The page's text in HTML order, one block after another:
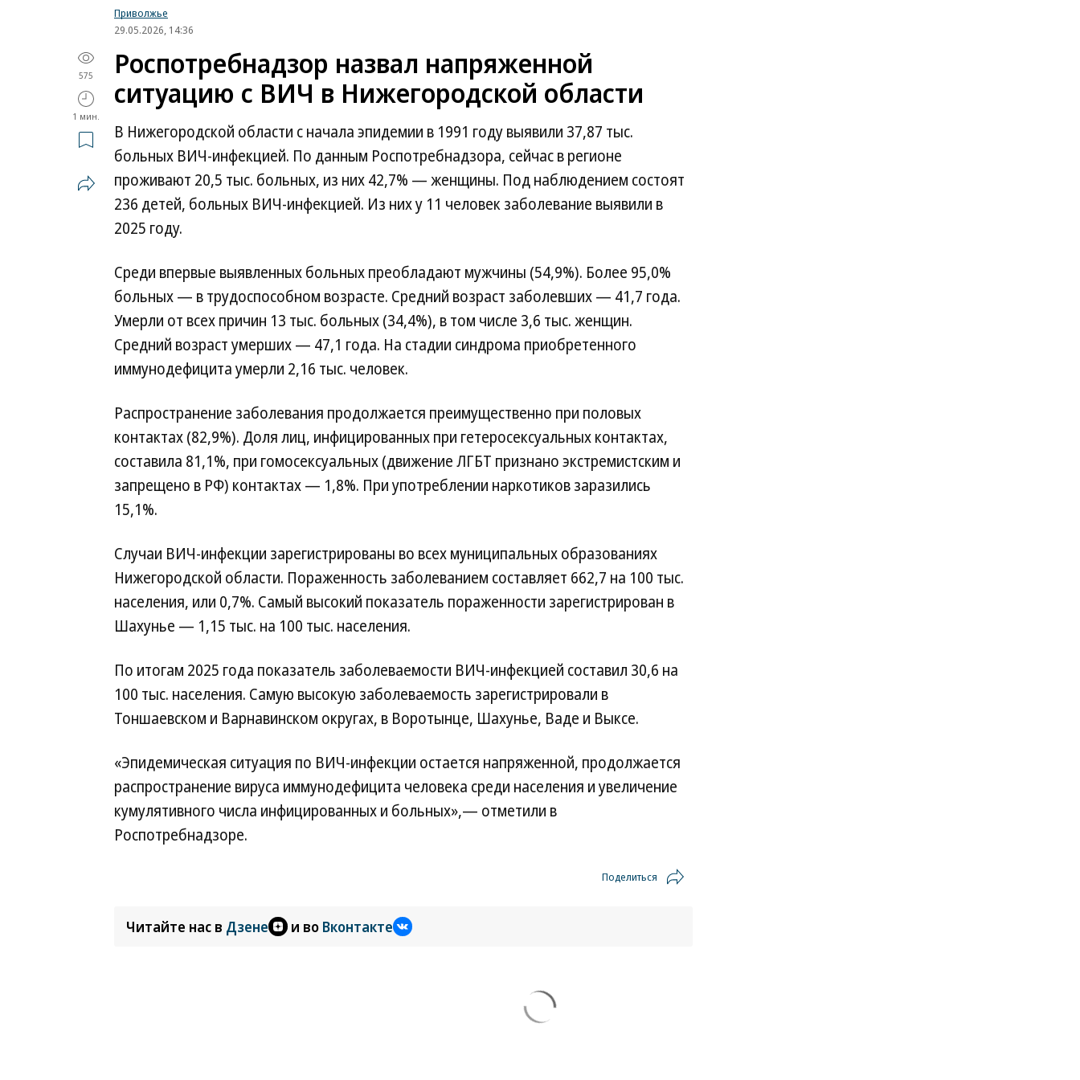
Приволжье
29.05.2026, 14:36
575
1 мин.
Роспотребнадзор назвал напряженной
ситуацию с ВИЧ в Нижегородской области
В Нижегородской области с начала эпидемии в 1991 году выявили 37,87 тыс.
больных ВИЧ-инфекцией. По данным Роспотребнадзора, сейчас в регионе
проживают 20,5 тыс. больных, из них 42,7% — женщины. Под наблюдением состоят
236 детей, больных ВИЧ-инфекцией. Из них у 11 человек заболевание выявили в
2025 году.
Среди впервые выявленных больных преобладают мужчины (54,9%). Более 95,0%
больных — в трудоспособном возрасте. Средний возраст заболевших — 41,7 года.
Умерли от всех причин 13 тыс. больных (34,4%), в том числе 3,6 тыс. женщин.
Средний возраст умерших — 47,1 года. На стадии синдрома приобретенного
иммунодефицита умерли 2,16 тыс. человек.
Распространение заболевания продолжается преимущественно при половых
контактах (82,9%). Доля лиц, инфицированных при гетеросексуальных контактах,
составила 81,1%, при гомосексуальных (движение ЛГБТ признано экстремистским и
запрещено в РФ) контактах — 1,8%. При употреблении наркотиков заразились
15,1%.
Случаи ВИЧ-инфекции зарегистрированы во всех муниципальных образованиях
Нижегородской области. Пораженность заболеванием составляет 662,7 на 100 тыс.
населения, или 0,7%. Самый высокий показатель пораженности зарегистрирован в
Шахунье — 1,15 тыс. на 100 тыс. населения.
По итогам 2025 года показатель заболеваемости ВИЧ-инфекцией составил 30,6 на
100 тыс. населения. Самую высокую заболеваемость зарегистрировали в
Тоншаевском и Варнавинском округах, в Воротынце, Шахунье, Ваде и Выксе.
«Эпидемическая ситуация по ВИЧ-инфекции остается напряженной, продолжается
распространение вируса иммунодефицита человека среди населения и увеличение
кумулятивного числа инфицированных и больных»,— отметили в
Роспотребнадзоре.
Поделиться
Читайте нас в Дзене и во Вконтакте